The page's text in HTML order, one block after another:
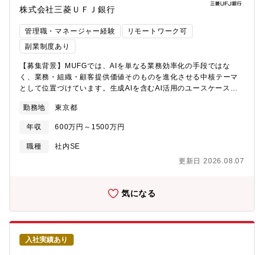
株式会社三菱ＵＦＪ銀行
管理職・マネージャー経験
リモートワーク可
副業制度あり
【募集背景】MUFGでは、AIを単なる業務効率化の手段ではな
く、業務・組織・顧客提供価値そのものを進化させる中核テーマ
として位置づけています。生成AIを含むAI活用のユースケース拡
ディアを具体化・評価し、実行可能な施策として着実に推進して
いくことが重要になっています。本ポジションでは、行内各部室
と密接に連携しながら、業務へのAI導入アイディアの発掘・整
理・評価を行い、導入支援の実施可否を判断するとともに、必要
を担っていただける方を募集します。【業務内容】・行内各部室
ケース具体化・業務課題、期待効果、実現性、リスク等の観点か
らAI導入アイディアを評価し、導入支援の実施可否を判断・関係
各部、データサイエンティスト、エンジニア、パートナー企業を
はじめとしたステークホルダーとの折衝、合意形成、施策推進・
グループ会社やパートナー企業への発注・連携を含めたプロジェ
クトマネジメント・AI導入施策の推進にあたり、必要に応じてリ
勤務地 東京都
年収 600万円～1500万円
職種
社内SE
更新日 2026.08.07
気になる
入社実績あり